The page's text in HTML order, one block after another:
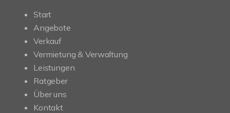
Start
Angebote
Verkauf
Vermietung & Verwaltung
Leistungen
Ratgeber
Über uns
Kontakt